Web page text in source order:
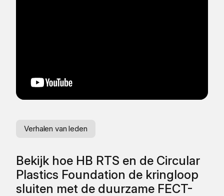
Verhalen van leden
Bekijk hoe HB RTS en de Circular
Plastics Foundation de kringloop
sluiten met de duurzame FECT-